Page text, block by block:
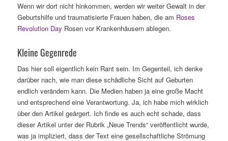
Wenn wir dort nicht hinkommen, werden wir weiter Gewalt in der
Geburtshilfe und traumatisierte Frauen haben, die am Roses
Revolution Day Rosen vor Krankenhäusern ablegen.
Kleine Gegenrede
Das hier soll eigentlich kein Rant sein. Im Gegenteil, ich denke
darüber nach, wie man diese schädliche Sicht auf Geburten
endlich verändern kann. Die Medien haben ja eine große Macht
und entsprechend eine Verantwortung. Ja, ich habe mich wirklich
über den Artikel geärgert. Ich finde es auch echt schade, dass
dieser Artikel unter der Rubrik „Neue Trends“ veröffentlicht wurde,
was ja impliziert, dass der Text eine gesellschaftliche Strömung